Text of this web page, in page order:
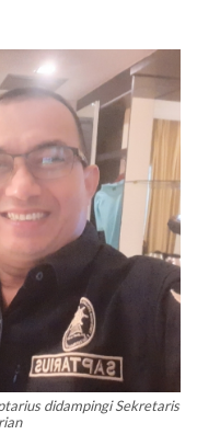
didampingi Sekretaris